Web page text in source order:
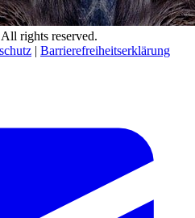
rights reserved.
| Barrierefreiheitserklärung